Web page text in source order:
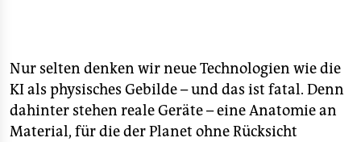
Nur selten denken wir neue Technologien wie die
KI als physisches Gebilde – und das ist fatal. Denn
dahinter stehen reale Geräte – eine Anatomie an
Material, für die der Planet ohne Rücksicht